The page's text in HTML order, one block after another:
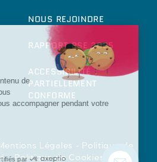
NOUS REJOINDRE
RAPPORT RSE 2025
ACCESSIBILITÉ :
PARTIELLEMENT
CONFORME
Légales - Politique de
-Politique de Cookies